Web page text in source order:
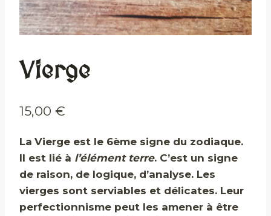
Vierge
15,00 €
La Vierge est le 6ème signe du zodiaque.
Il est lié à l’élément terre. C’est un signe
de raison, de logique, d’analyse. Les
vierges sont serviables et délicates. Leur
perfectionnisme peut les amener à être